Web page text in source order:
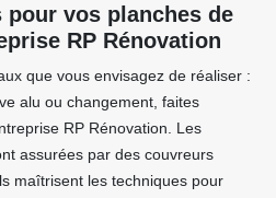
pour vos planches de
RP Rénovation
que vous envisagez de réaliser :
alu ou changement, faites
RP Rénovation. Les
assurées par des couvreurs
maîtrisent les techniques pour